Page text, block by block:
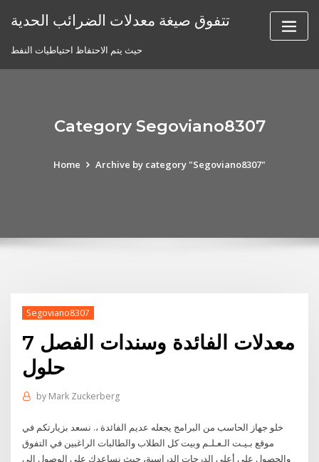
تتفوق صيغة معدلات الضرائب الحدية
حيث يتم الاحتفاظ احتياطيات النفط
Category Segoviano8307
Home Archive by category "Segoviano8307"
Segoviano8307
معدلات الفائدة وسندات الفصل 7
حلول
by Mark Zuckerberg
خلو جهاز الحاسب من البرامج يجعله عديم الفائدة ،. نسعد بزيارتكم في
موقع بـيـت الـعـلـم وبيت كل الطلاب والطالبات الراغبين في التفوق
والحصول علي أعلي الدرجات الدراسية، حيث نساعدك علي الوصول الي